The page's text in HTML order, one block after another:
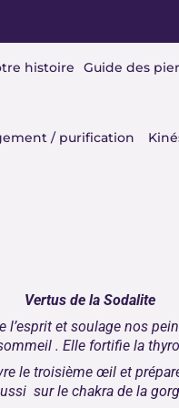
histoire Guide des
/ purification
Vertus de la Sodalite
l’esprit et soulage nos
. Elle fortifie la
le troisième œil et
sur lechakra de la